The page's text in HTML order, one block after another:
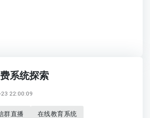
系统探索
22:00:09
群直播 在线教育系统